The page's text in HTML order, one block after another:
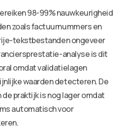
98-99% nauwkeurigheid
zoals factuurnummers en
tekstbestanden ongeveer
analyse is dit
omdat validatielagen
waarden detecteren. De
praktijk is nog lager omdat
automatisch voor